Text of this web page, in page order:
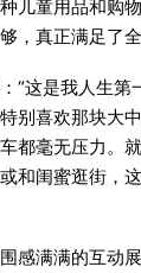
儿童用品和购
，真正满足了
“这是我人生第
别喜欢那块大
都毫无压力。
和闺蜜逛街，
感满满的互动